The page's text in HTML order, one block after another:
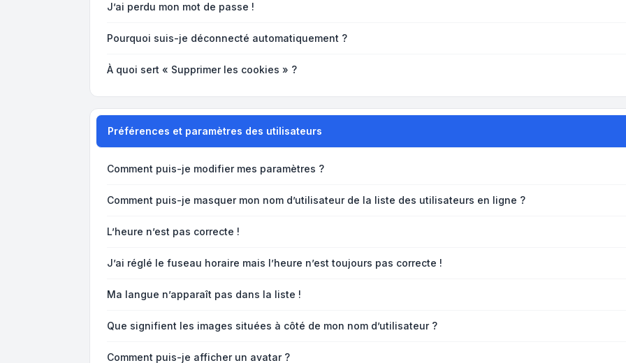
J’ai perdu mon mot de passe !
Pourquoi suis-je déconnecté automatiquement ?
À quoi sert « Supprimer les cookies » ?
Préférences et paramètres des utilisateurs
Comment puis-je modifier mes paramètres ?
Comment puis-je masquer mon nom d’utilisateur de la liste des utilisateurs en ligne ?
L’heure n’est pas correcte !
J’ai réglé le fuseau horaire mais l’heure n’est toujours pas correcte !
Ma langue n’apparaît pas dans la liste !
Que signifient les images situées à côté de mon nom d’utilisateur ?
Comment puis-je afficher un avatar ?